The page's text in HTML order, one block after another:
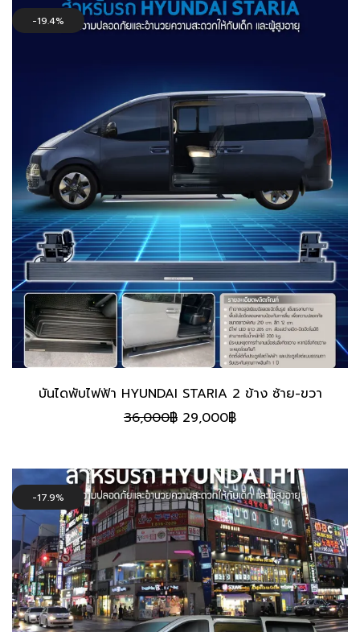
19.4%
บันไดพับไฟฟ้า HYUNDAI STARIA 2 ข้าง ซ้าย-ขวา
36,000฿ Original
36,000฿.
29,000฿Current
29,000฿.
17.9%